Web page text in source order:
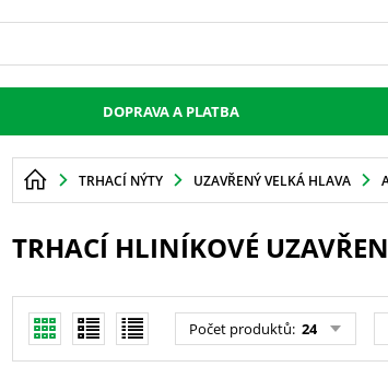
DOPRAVA A PLATBA
TRHACÍ NÝTY UZAVŘENÝ VELKÁ HLAVA
TRHACÍ HLINÍKOVÉ
Počet produktů: 24